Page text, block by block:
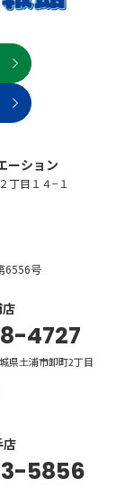
ーション
丁目１４−１
6556号
4727
県土浦市卸町2丁目
店
5856